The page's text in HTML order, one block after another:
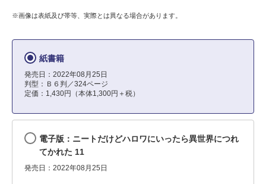
※画像は表紙及び帯等、実際とは異なる場合があります。
紙書籍
発売日：2022年08月25日
判型：Ｂ６判／324ページ
定価：1,430円（本体1,300円＋税）
電子版：ニートだけどハロワにいったら異世界につれ
てかれた 11
発売日：2022年08月25日